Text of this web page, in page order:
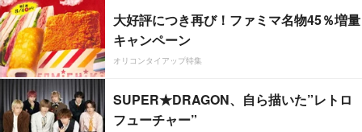
大好評につき再び！ファミマ名物45％増量
キャンペーン
オリコンタイアップ特集
SUPER★DRAGON、自ら描いた”レトロ
フューチャー”